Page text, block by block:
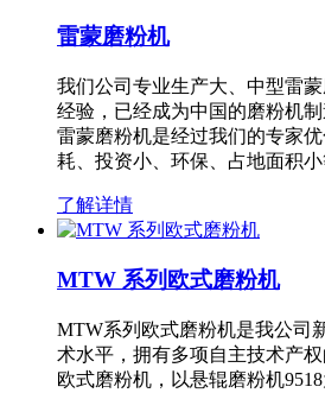
雷蒙磨粉机
我们公司专业生产大、中型雷
经验，已经成为中国的磨粉机
雷蒙磨粉机是经过我们的专家
耗、投资小、环保、占地面积
了解详情
MTW 系列欧式磨粉机
MTW系列欧式磨粉机是我公司
术水平，拥有多项自主技术产
欧式磨粉机，以悬辊磨粉机